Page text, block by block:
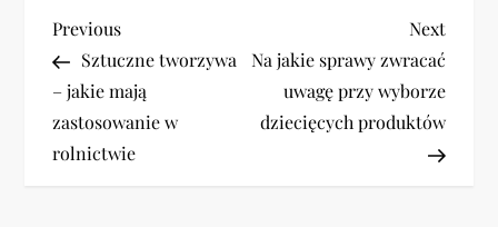
N
a
w
Previous
Post
Previous
Sztuczne tworzywa
– jakie mają
zastosowanie w
rolnictwie
Next
Post
Next
Na jakie sprawy zwracać
uwagę przy wyborze
dziecięcych produktów